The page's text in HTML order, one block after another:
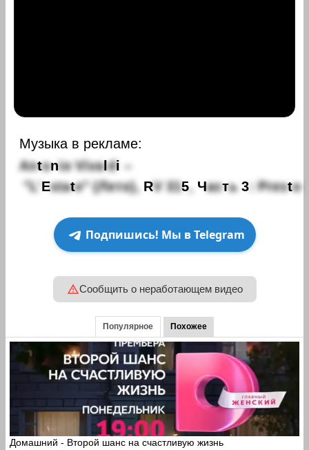
Музыка в рекламе:
Antonio Vivaldi –
"L Estate" (Лето), RV 315, Часть 3 Presto
Подпишись! Мы в Telegram
Сообщить о неработающем видео
Популярное Похожее
Домашний - Второй шанс на счастливую жизнь